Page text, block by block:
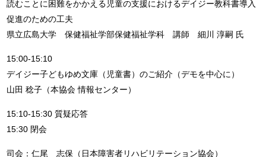
読むことに困難をかかえる児童の支援におけるデイジー教科書導入
促進のための工夫
県立広島大学 保健福祉学部保健福祉学科 講師 細川 淳嗣 氏
15:00-15:10
デイジー子どもゆめ文庫（児童書）のご紹介（デモを中心に）
山田 稔子（本協会 情報センター）
15:10-15:30 質疑応答
15:30 閉会
司会：仁尾 志保（日本障害者リハビリテーション協会）